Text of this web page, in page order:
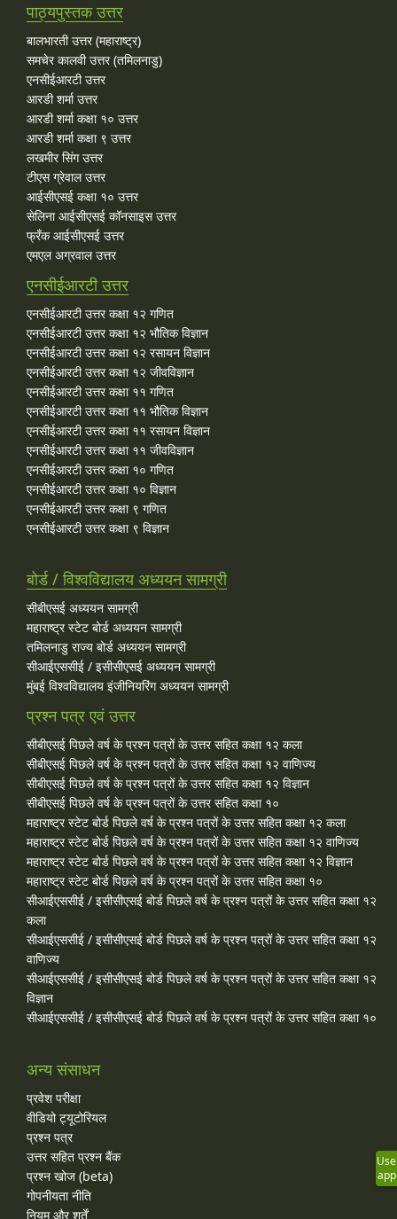
पाठ्यपुस्तक उत्तर
बालभारती उत्तर (महाराष्ट्र)
समचेर कालवी उत्तर (तमिलनाडु)
एनसीईआरटी उत्तर
आरडी शर्मा उत्तर
आरडी शर्मा कक्षा १० उत्तर
आरडी शर्मा कक्षा ९ उत्तर
लखमीर सिंग उत्तर
टीएस ग्रेवाल उत्तर
आईसीएसई कक्षा १० उत्तर
सेलिना आईसीएसई कॉनसाइस उत्तर
फ्रँक आईसीएसई उत्तर
एमएल अग्रवाल उत्तर
एनसीईआरटी उत्तर
एनसीईआरटी उत्तर कक्षा १२ गणित
एनसीईआरटी उत्तर कक्षा १२ भौतिक विज्ञान
एनसीईआरटी उत्तर कक्षा १२ रसायन विज्ञान
एनसीईआरटी उत्तर कक्षा १२ जीवविज्ञान
एनसीईआरटी उत्तर कक्षा ११ गणित
एनसीईआरटी उत्तर कक्षा ११ भौतिक विज्ञान
एनसीईआरटी उत्तर कक्षा ११ रसायन विज्ञान
एनसीईआरटी उत्तर कक्षा ११ जीवविज्ञान
एनसीईआरटी उत्तर कक्षा १० गणित
एनसीईआरटी उत्तर कक्षा १० विज्ञान
एनसीईआरटी उत्तर कक्षा ९ गणित
एनसीईआरटी उत्तर कक्षा ९ विज्ञान
बोर्ड / विश्वविद्यालय अध्ययन सामग्री
सीबीएसई अध्ययन सामग्री
महाराष्ट्र स्टेट बोर्ड अध्ययन सामग्री
तमिलनाडु राज्य बोर्ड अध्ययन सामग्री
सीआईएससीई / इसीसीएसई अध्ययन सामग्री
मुंबई विश्वविद्यालय इंजीनियरिंग अध्ययन सामग्री
प्रश्न पत्र एवं उत्तर
सीबीएसई पिछले वर्ष के प्रश्न पत्रों के उत्तर सहित कक्षा १२ कला
सीबीएसई पिछले वर्ष के प्रश्न पत्रों के उत्तर सहित कक्षा १२ वाणिज्य
सीबीएसई पिछले वर्ष के प्रश्न पत्रों के उत्तर सहित कक्षा १२ विज्ञान
सीबीएसई पिछले वर्ष के प्रश्न पत्रों के उत्तर सहित कक्षा १०
महाराष्ट्र स्टेट बोर्ड पिछले वर्ष के प्रश्न पत्रों के उत्तर सहित कक्षा १२ कला
महाराष्ट्र स्टेट बोर्ड पिछले वर्ष के प्रश्न पत्रों के उत्तर सहित कक्षा १२ वाणिज्य
महाराष्ट्र स्टेट बोर्ड पिछले वर्ष के प्रश्न पत्रों के उत्तर सहित कक्षा १२ विज्ञान
महाराष्ट्र स्टेट बोर्ड पिछले वर्ष के प्रश्न पत्रों के उत्तर सहित कक्षा १०
सीआईएससीई / इसीसीएसई बोर्ड पिछले वर्ष के प्रश्न पत्रों के उत्तर सहित कक्षा १२
कला
सीआईएससीई / इसीसीएसई बोर्ड पिछले वर्ष के प्रश्न पत्रों के उत्तर सहित कक्षा १२
वाणिज्य
सीआईएससीई / इसीसीएसई बोर्ड पिछले वर्ष के प्रश्न पत्रों के उत्तर सहित कक्षा १२
विज्ञान
सीआईएससीई / इसीसीएसई बोर्ड पिछले वर्ष के प्रश्न पत्रों के उत्तर सहित कक्षा १०
अन्य संसाधन
प्रवेश परीक्षा
वीडियो ट्यूटोरियल
प्रश्न पत्र
उत्तर सहित प्रश्न बैंक
प्रश्न खोज (beta)
गोपनीयता नीति
नियम और शर्तें
Use
app